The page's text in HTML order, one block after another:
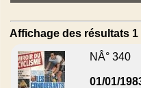
Affichage des résultats
NÂ° 340
01/01/